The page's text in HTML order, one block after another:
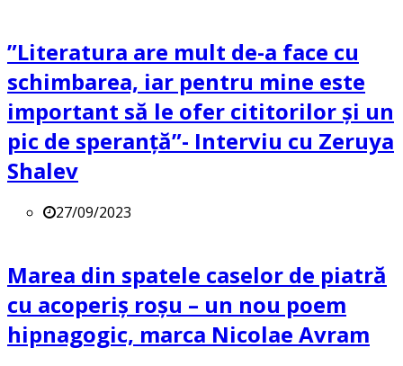
”Literatura are mult de-a face cu
schimbarea, iar pentru mine este
important să le ofer cititorilor și un
pic de speranță”- Interviu cu Zeruya
Shalev
27/09/2023
Marea din spatele caselor de piatră
cu acoperiș roșu – un nou poem
hipnagogic, marca Nicolae Avram